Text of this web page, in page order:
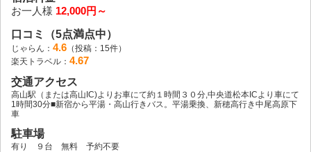
お一人様 12,000円～
口コミ（5点満点中）
じゃらん： 4.6 （投稿：15件）
楽天トラベル： 4.67
交通アクセス
高山駅（または高山IC)よりお車にて約１時間３０分,中央道松本ICより車にて
1時間30分■新宿から平湯・高山行きバス。平湯乗換、新穂高行き中尾高原下
車
駐車場
有り ９台 無料 予約不要